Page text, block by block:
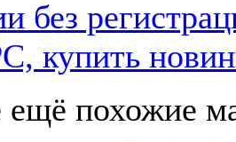
без
купить
ещё похожие